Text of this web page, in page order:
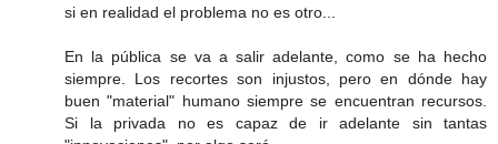
si en realidad el problema no es otro...
En la pública se va a salir adelante, como se ha hecho
siempre. Los recortes son injustos, pero en dónde hay
buen "material" humano siempre se encuentran recursos.
Si la privada no es capaz de ir adelante sin tantas